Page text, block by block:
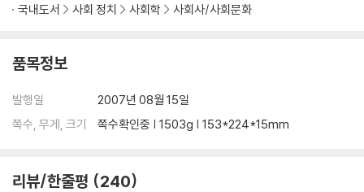
국내도서
사회 정치 사회학 사회사/사회문화
품목정보
발행일
2007년 08월 15일
쪽수, 무게, 크기
쪽수확인중 | 1503g | 153*224*15mm
리뷰/한줄평 240